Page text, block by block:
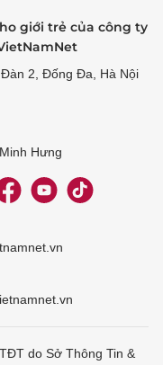
giới trẻ của công ty
Đàn 2, Đống Đa, Hà Nội
Hưng
do Sở Thông Tin &